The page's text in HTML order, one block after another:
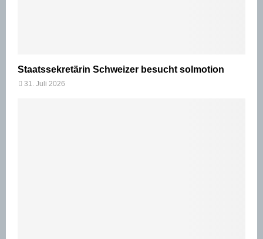
Staatssekretärin Schweizer besucht solmotion
31. Juli 2026